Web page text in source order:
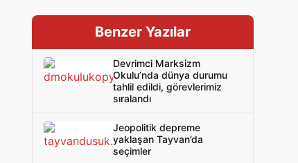
Benzer Yazılar
Devrimci Marksizm
Okulu’nda dünya durumu
tahlil edildi, görevlerimiz
sıralandı
Jeopolitik depreme
yaklaşan Tayvan’da
seçimler